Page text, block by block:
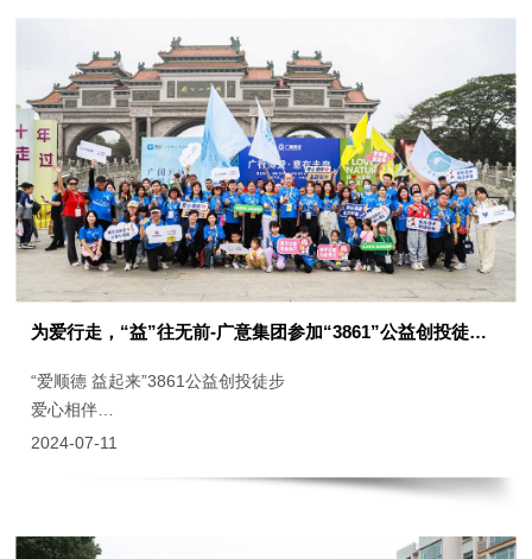
为爱行走，“益”往无前-广意集团参加“3861”公益创投徒步活动
“爱顺德 益起来”3861公益创投徒步
爱心相伴
益路同
2024-07-11